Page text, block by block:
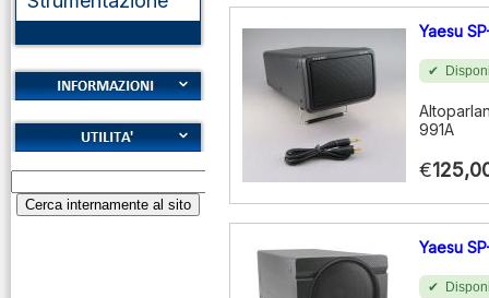
Cookies
Diritto di recesso
Garanzie
Alfabeto Fonetico
ICAO
Yaesu
991A
€
Yaesu